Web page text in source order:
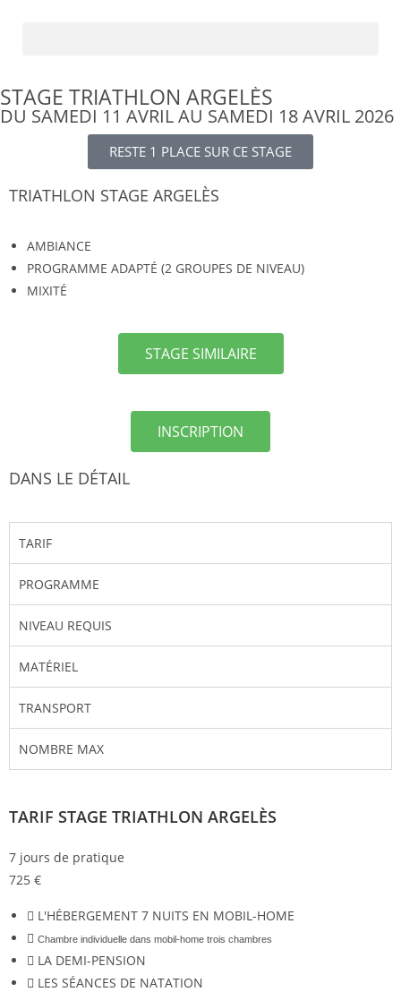
STAGE TRIATHLON ARGELÈS
DU SAMEDI 11 AVRIL AU SAMEDI 18 AVRIL 2026
RESTE 1 PLACE SUR CE STAGE
TRIATHLON STAGE ARGELÈS
AMBIANCE
PROGRAMME ADAPTÉ (2 GROUPES DE NIVEAU)
MIXITÉ
STAGE SIMILAIRE
INSCRIPTION
DANS LE DÉTAIL
TARIF
PROGRAMME
NIVEAU REQUIS
MATÉRIEL
TRANSPORT
NOMBRE MAX
TARIF STAGE TRIATHLON ARGELÈS
7 jours de pratique
725 €
L'HÉBERGEMENT 7 NUITS EN MOBIL-HOME
Chambre individuelle dans mobil-home trois chambres
LA DEMI-PENSION
LES SÉANCES DE NATATION